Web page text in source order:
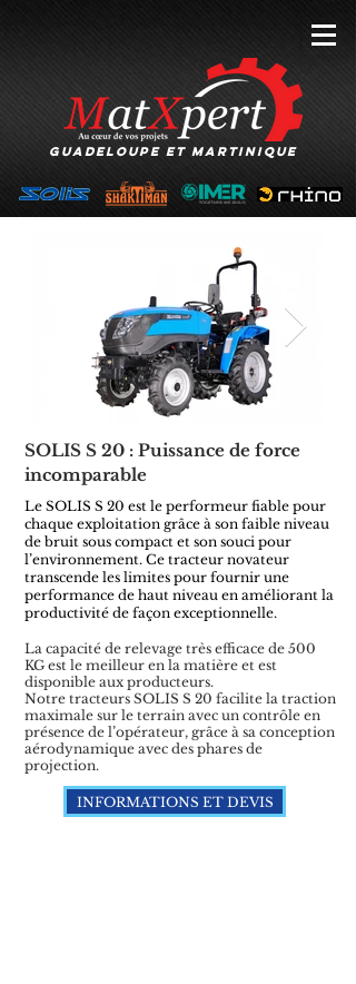
GUADELOUPE et MARTINIQUE
Click here
SOLIS S 20 : Puissance de force
incomparable
Le SOLIS S 20 est le performeur fiable pour
chaque exploitation grâce à son faible niveau
de bruit sous compact et son souci pour
l’environnement. Ce tracteur novateur
transcende les limites pour fournir une
performance de haut niveau en améliorant la
productivité de façon exceptionnelle.
La capacité de relevage très efficace de 500
KG est le meilleur en la matière et est
disponible aux producteurs.
Notre tracteurs SOLIS S 20 facilite la traction
maximale sur le terrain avec un contrôle en
présence de l’opérateur, grâce à sa conception
aérodynamique avec des phares de
projection.
INFORMATIONS ET DEVIS